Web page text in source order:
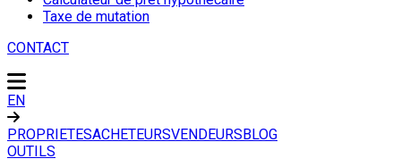
Taxe de mutation
CONTACT
EN
PROPRIETESACHETEURSVENDEURSBLOG
OUTILS